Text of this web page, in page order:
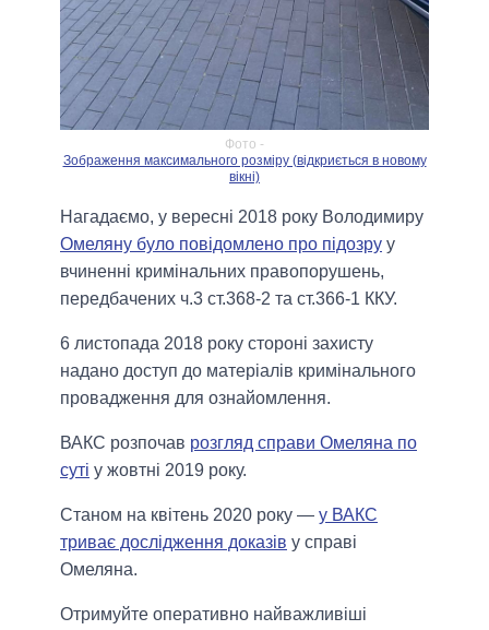
Фото -
Зображення максимального розміру (відкриється в новому
вікні)
Нагадаємо, у вересні 2018 року Володимиру
Омеляну було повідомлено про підозру у
вчиненні кримінальних правопорушень,
передбачених ч.3 ст.368-2 та ст.366-1 ККУ.
6 листопада 2018 року стороні захисту
надано доступ до матеріалів кримінального
провадження для ознайомлення.
ВАКС розпочав розгляд справи Омеляна по
суті у жовтні 2019 року.
Станом на квітень 2020 року — у ВАКС
триває дослідження доказів у справі
Омеляна.
Отримуйте оперативно найважливіші